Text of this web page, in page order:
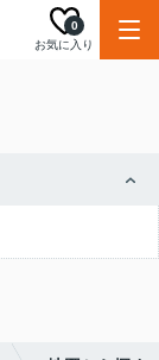
お気に入り
0